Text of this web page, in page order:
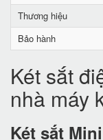
Thương hiệu
Bảo hành
Két sắt
nhà máy
Két sắt